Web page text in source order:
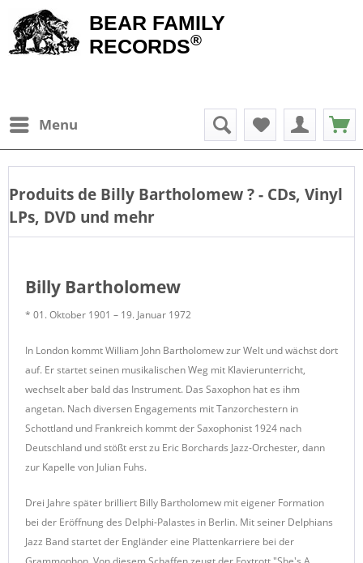
BEAR FAMILY
RECORDS®
Menu
Produits de Billy Bartholomew? - CDs, Vinyl
LPs, DVD und mehr
Billy Bartholomew
* 01. Oktober 1901 – 19. Januar 1972
In London kommt William John Bartholomew zur Welt und wächst dort
auf. Er startet seinen musikalischen Weg mit Klavierunterricht,
wechselt aber bald das Instrument. Das Saxophon hat es ihm
angetan. Nach diversen Engagements mit Tanzorchestern in
Schottland und Frankreich kommt der Saxophonist 1924 nach
Deutschland und stößt erst zu Eric Borchards Jazz-Orchester, dann
zur Kapelle von Julian Fuhs.
Drei Jahre später brilliert Billy Bartholomew mit eigener Formation
bei der Eröffnung des Delphi-Palastes in Berlin. Mit seiner Delphians
Jazz Band startet der Engländer eine Plattenkarriere bei der